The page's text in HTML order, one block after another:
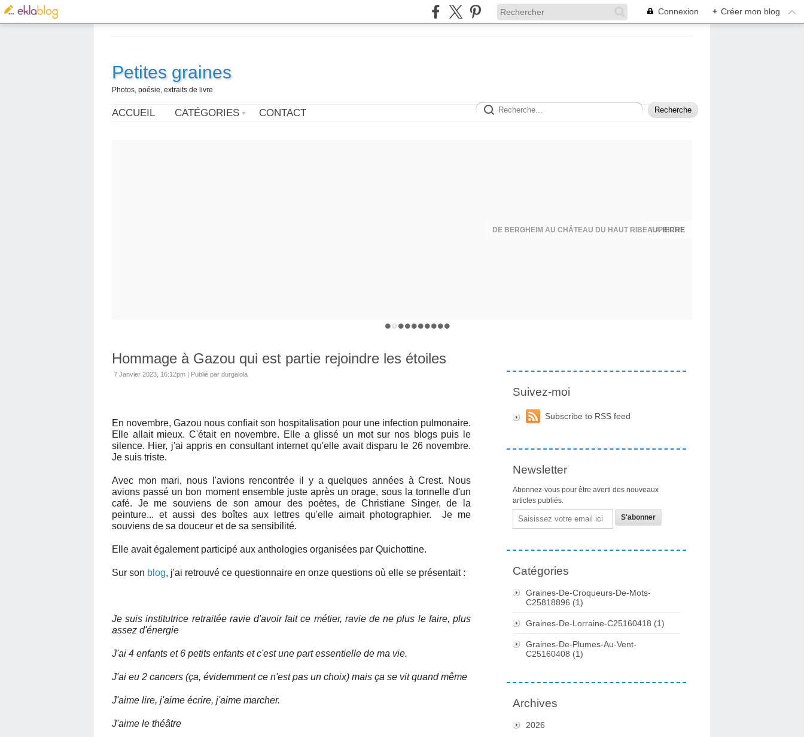
Connexion + Créer mon blog
Petites graines
Photos, poésie, extraits de livre
ACCUEIL CATÉGORIES CONTACT
DE BERGHEIM AU CHÂTEAU DU HAUT RIBEAUPIERRE
Hommage à Gazou qui est partie rejoindre les étoiles
7 Janvier 2023, 16:12pm | Publié par durgalola
En novembre, Gazou nous confiait son hospitalisation pour une infection pulmonaire.
Elle allait mieux. C'était en novembre. Elle a glissé un mot sur nos blogs puis le
silence. Hier, j'ai appris en consultant internet qu'elle avait disparu le 26 novembre.
Je suis triste.
Avec mon mari, nous l'avions rencontrée il y a quelques années à Crest. Nous
avions passé un bon moment ensemble juste après un orage, sous la tonnelle d'un
café. Je me souviens de son amour des poètes, de Christiane Singer, de la
peinture... et aussi des boîtes aux lettres qu'elle aimait photographier. Je me
souviens de sa douceur et de sa sensibilité.
Elle avait également participé aux anthologies organisées par Quichottine.
Sur son blog, j'ai retrouvé ce questionnaire en onze questions où elle se présentait :
Je suis institutrice retraitée ravie d'avoir fait ce métier, ravie de ne plus le faire, plus
assez d'énergie
J'ai 4 enfants et 6 petits enfants et c'est une part essentielle de ma vie.
J'ai eu 2 cancers (ça, évidemment ce n'est pas un choix) mais ça se vit quand même
J'aime lire, j'aime écrire, j'aime marcher.
J'aime le théâtre
Suivez-moi
Subscribe to RSS feed
Newsletter
Abonnez-vous pour être averti des nouveaux
articles publiés.
Email
Catégories
Graines-De-Croqueurs-De-Mots-
C25818896 (1)
Graines-De-Lorraine-C25160418 (1)
Graines-De-Plumes-Au-Vent-
C25160408 (1)
Archives
2026